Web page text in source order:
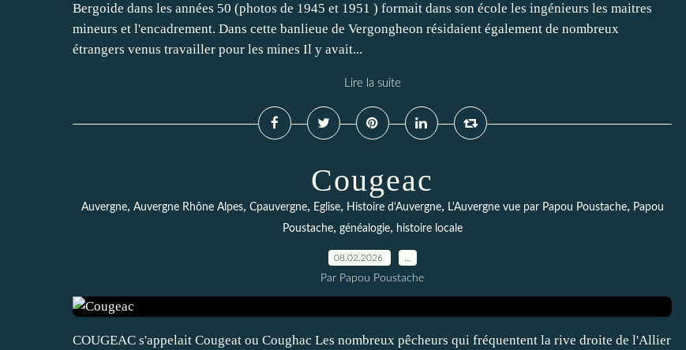
Bergoide dans les années 50 (photos de 1945 et 1951 ) formait dans son école les ingénieurs les maitres
mineurs et l'encadrement. Dans cette banlieue de Vergongheon résidaient également de nombreux
étrangers venus travailler pour les mines Il y avait...
Lire la suite
Cougeac
Auvergne, Auvergne Rhône Alpes, Cpauvergne, Eglise, Histoire d'Auvergne, L'Auvergne vue par Papou Poustache, Papou
Poustache, généalogie, histoire locale
08.02.2026
Par Papou Poustache
COUGEAC s'appelait Cougeat ou Coughac Les nombreux pêcheurs qui fréquentent la rive droite de l'Allier